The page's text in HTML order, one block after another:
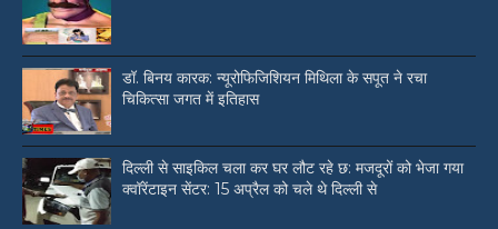
डॉ. बिनय कारक: न्यूरोफिजिशियन मिथिला के सपूत ने रचा
चिकित्सा जगत में इतिहास
दिल्ली से साइकिल चला कर घर लौट रहे छ: मजदूरों को भेजा गया
क्वॉरेंटाइन सेंटर: 15 अप्रैल को चले थे दिल्ली से